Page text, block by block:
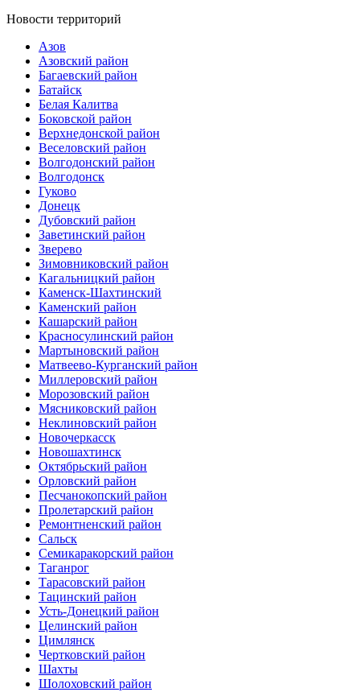
Новости территорий
Азов
Азовский район
Багаевский район
Батайск
Белая Калитва
Боковской район
Верхнедонской район
Веселовский район
Волгодонский район
Волгодонск
Гуково
Донецк
Дубовский район
Заветинский район
Зверево
Зимовниковский район
Кагальницкий район
Каменск-Шахтинский
Каменский район
Кашарский район
Красносулинский район
Мартыновский район
Матвеево-Курганский район
Миллеровский район
Морозовский район
Мясниковский район
Неклиновский район
Новочеркасск
Новошахтинск
Октябрьский район
Орловский район
Песчанокопский район
Пролетарский район
Ремонтненский район
Сальск
Семикаракорский район
Таганрог
Тарасовский район
Тацинский район
Усть-Донецкий район
Целинский район
Цимлянск
Чертковский район
Шахты
Шолоховский район